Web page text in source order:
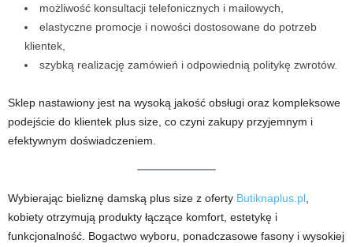
możliwość konsultacji telefonicznych i mailowych,
elastyczne promocje i nowości dostosowane do potrzeb
klientek,
szybką realizację zamówień i odpowiednią politykę zwrotów.
Sklep nastawiony jest na wysoką jakość obsługi oraz kompleksowe
podejście do klientek plus size, co czyni zakupy przyjemnym i
efektywnym doświadczeniem.
Wybierając bieliznę damską plus size z oferty Butiknaplus.pl
kobiety otrzymują produkty łączące komfort, estetykę i
funkcjonalność. Bogactwo wyboru, ponadczasowe fasony i wysokiej